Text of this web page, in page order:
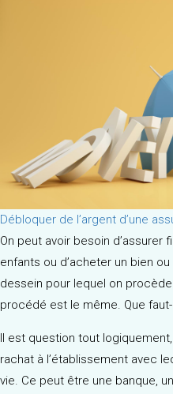
Débloquer de l’argent d’une
On peut avoir besoin d’assurer
enfants ou d’acheter un bien
dessein pour lequel on
procédé est le même. Que
Il est question tout
rachat à l’établissement avec
vie. Ce peut être une banque,